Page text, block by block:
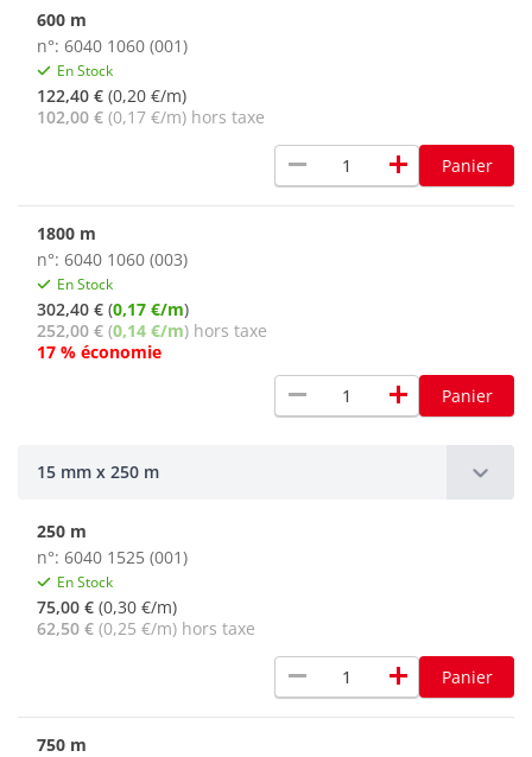
600 m
n°: 6040 1060 (001)
En Stock
122,40 € (0,20 €/m)
102,00 € (0,17 €/m) hors taxe
remove add Panier
1800 m
n°: 6040 1060 (003)
En Stock
302,40 € (0,17 €/m)
252,00 € (0,14 €/m) hors taxe
17 % économie
remove add Panier
15 mm x 250 m
250 m
n°: 6040 1525 (001)
En Stock
75,00 € (0,30 €/m)
62,50 € (0,25 €/m) hors taxe
remove add Panier
750 m